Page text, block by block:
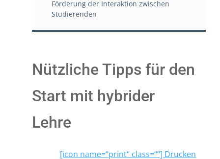
Förderung der Interaktion zwischen
Studierenden
Nützliche Tipps für den
Start mit hybrider
Lehre
[icon name=“print“ class=““] Drucken